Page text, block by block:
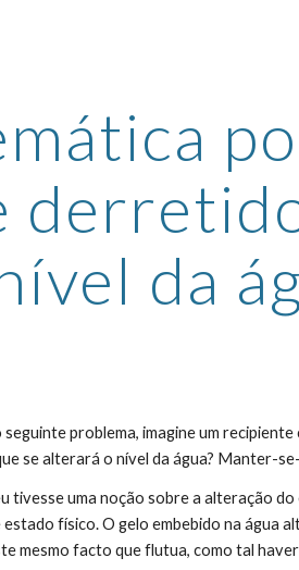
da
se alterará o nível da água? Manter-
físico. O gelo embebido na água
mesmo facto que flutua, como tal